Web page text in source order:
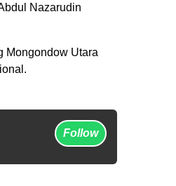
Nazarudin
Mongondow Utara
Follow